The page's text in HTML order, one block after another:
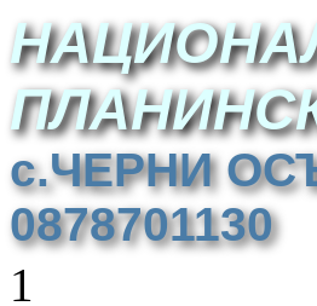
с.ЧЕРНИ
0878701130
1